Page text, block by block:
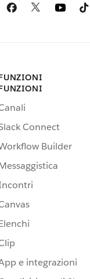
Connect
Builder
e integrazioni